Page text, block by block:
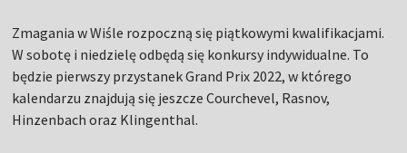
Zmagania w Wiśle rozpoczną się piątkowymi kwalifikacjami.
W sobotę i niedzielę odbędą się konkursy indywidualne. To
będzie pierwszy przystanek Grand Prix 2022, w którego
kalendarzu znajdują się jeszcze Courchevel, Rasnov,
Hinzenbach oraz Klingenthal.